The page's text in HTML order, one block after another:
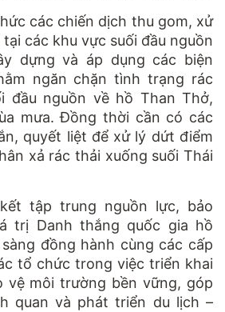
các chiến dịch thu gom, xử
các khu vực suối đầu nguồn
dựng và áp dụng các biện
ngăn chặn tình trạng rác
đầu nguồn về hồ Than Thở,
mưa. Đồng thời cần có các
quyết liệt để xử lý dứt điểm
xả rác thải xuống suối Thái
tập trung nguồn lực, bảo
trị Danh thắng quốc gia hồ
đồng hành cùng các cấp
tổ chức trong việc triển khai
vệ môi trường bền vững, góp
quan và phát triển du lịch –